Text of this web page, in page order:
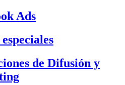
Ads
de Difusión y